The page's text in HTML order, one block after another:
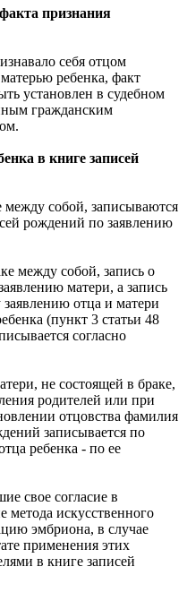
признания
себя отцом
ребенка, факт
установлен в судебном
гражданским
в книге записей
между собой, записываются
рождений по заявлению
между собой, запись о
матери, а запись
отца и матери
(пункт 3 статьи 48
согласно
не состоящей в браке,
родителей или при
отцовства фамилия
записывается по
ребенка - по ее
свое согласие в
искусственного
эмбриона, в случае
применения этих
в книге записей